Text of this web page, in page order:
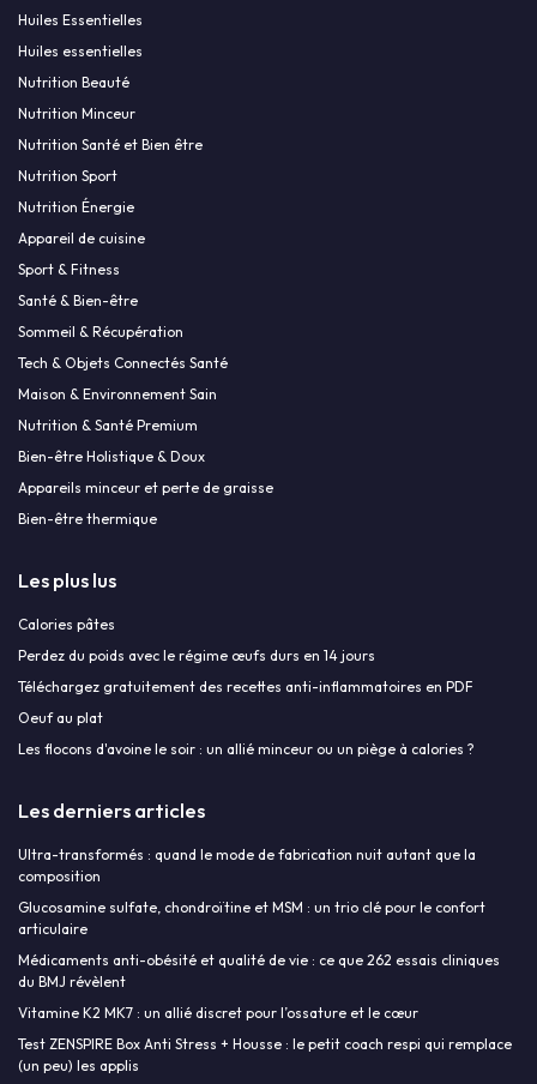
Huiles Essentielles
Huiles essentielles
Nutrition Beauté
Nutrition Minceur
Nutrition Santé et Bien être
Nutrition Sport
Nutrition Énergie
Appareil de cuisine
Sport & Fitness
Santé & Bien-être
Sommeil & Récupération
Tech & Objets Connectés Santé
Maison & Environnement Sain
Nutrition & Santé Premium
Bien-être Holistique & Doux
Appareils minceur et perte de graisse
Bien-être thermique
Les plus lus
Calories pâtes
Perdez du poids avec le régime œufs durs en 14 jours
Téléchargez gratuitement des recettes anti-inflammatoires en PDF
Oeuf au plat
Les flocons d'avoine le soir : un allié minceur ou un piège à calories ?
Les derniers articles
Ultra-transformés : quand le mode de fabrication nuit autant que la
composition
Glucosamine sulfate, chondroïtine et MSM : un trio clé pour le confort
articulaire
Médicaments anti-obésité et qualité de vie : ce que 262 essais cliniques
du BMJ révèlent
Vitamine K2 MK7 : un allié discret pour l’ossature et le cœur
Test ZENSPIRE Box Anti Stress + Housse : le petit coach respi qui remplace
(un peu) les applis